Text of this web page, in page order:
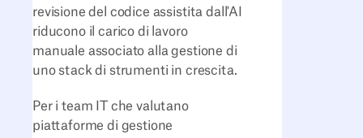
revisione del codice assistita dall'AI
riducono il carico di lavoro
manuale associato alla gestione di
uno stack di strumenti in crescita.
Per i team IT che valutano
piattaforme di gestione